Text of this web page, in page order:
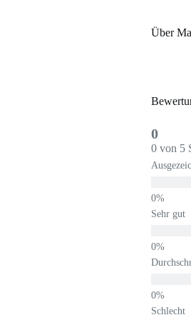
Über
0
0 von 5
Sehr gut
Schlecht